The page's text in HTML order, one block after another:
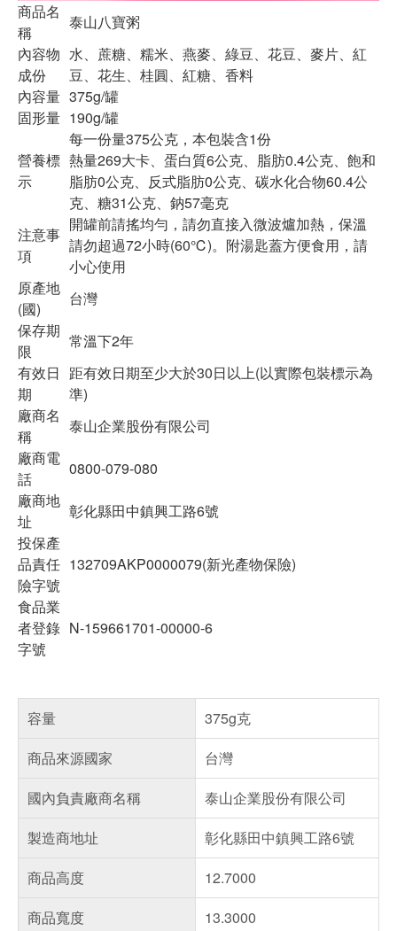
商品名
稱
泰山八寶粥
內容物
成份
水、蔗糖、糯米、燕麥、綠豆、花豆、麥片、紅
豆、花生、桂圓、紅糖、香料
內容量 375g/罐
固形量 190g/罐
營養標
示
每一份量375公克，本包裝含1份
熱量269大卡、蛋白質6公克、脂肪0.4公克、飽和
脂肪0公克、反式脂肪0公克、碳水化合物60.4公
克、糖31公克、鈉57毫克
注意事
項
開罐前請搖均勻，請勿直接入微波爐加熱，保溫
請勿超過72小時(60℃)。附湯匙蓋方便食用，請
小心使用
原產地
(國)
台灣
保存期
限
常溫下2年
有效日
期
距有效日期至少大於30日以上(以實際包裝標示為
準)
廠商名
稱
泰山企業股份有限公司
廠商電
話
0800-079-080
廠商地
址
彰化縣田中鎮興工路6號
投保產
品責任
險字號
132709AKP0000079(新光產物保險)
食品業
者登錄
字號
N-159661701-00000-6
容量
375g克
商品來源國家
台灣
國內負責廠商名稱
泰山企業股份有限公司
製造商地址
彰化縣田中鎮興工路6號
商品高度
12.7000
商品寬度
13.3000